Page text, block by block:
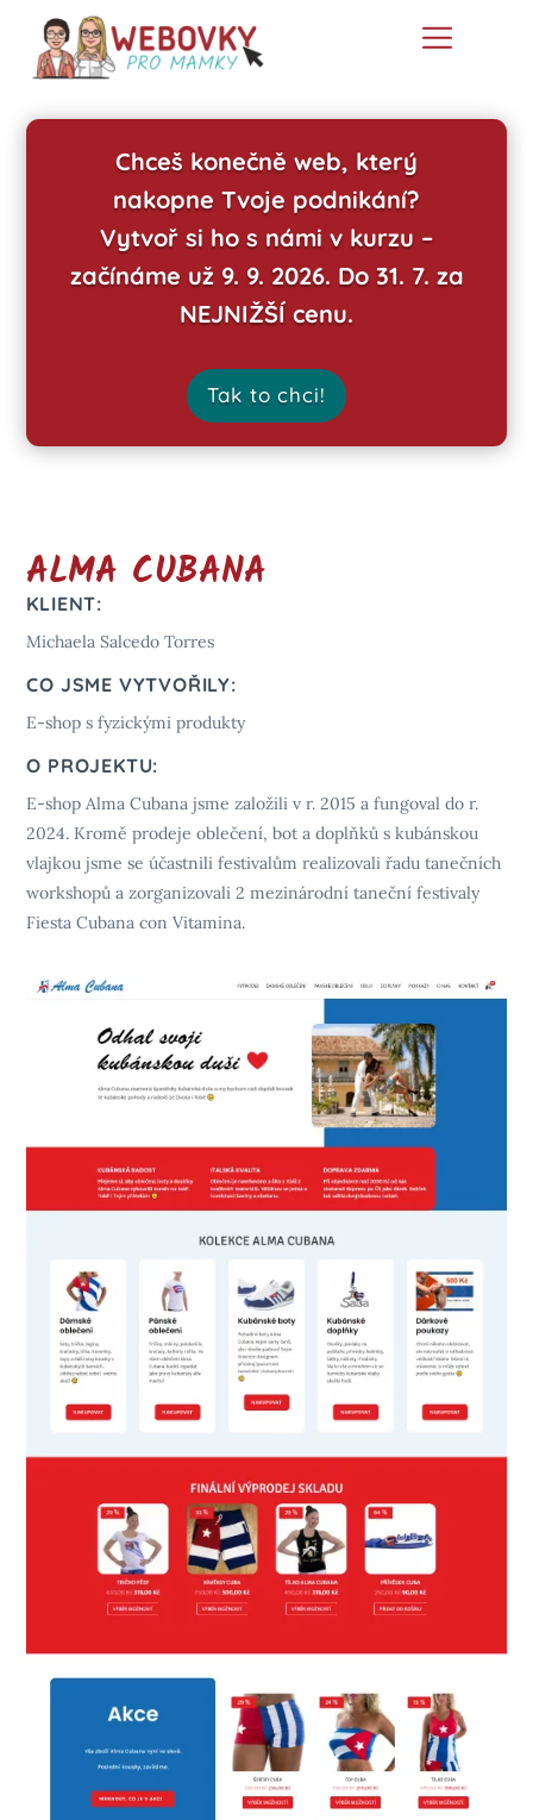
Chceš konečně web, který
nakopne Tvoje podnikání?
Vytvoř si ho s námi v kurzu –
začínáme už 9. 9. 2026. Do 31. 7. za
NEJNIŽŠÍ cenu.
Tak to chci!
ALMA CUBANA
KLIENT:
Michaela Salcedo Torres
CO JSME VYTVOŘILY:
E-shop s fyzickými produkty
O PROJEKTU:
E-shop Alma Cubana jsme založili v r. 2015 a fungoval do r.
2024. Kromě prodeje oblečení, bot a doplňků s kubánskou
vlajkou jsme se účastnili festivalům realizovali řadu tanečních
workshopů a zorganizovali 2 mezinárodní taneční festivaly
Fiesta Cubana con Vitamina.